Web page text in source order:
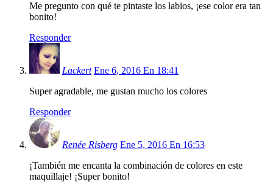
Me pregunto con qué te pintaste los labios, ¡ese color era tan
bonito!
Responder
Lackert Ene 6, 2016 En 18:41
Super agradable, me gustan mucho los colores
Responder
Renée Risberg Ene 5, 2016 En 16:53
¡También me encanta la combinación de colores en este
maquillaje! ¡Super bonito!